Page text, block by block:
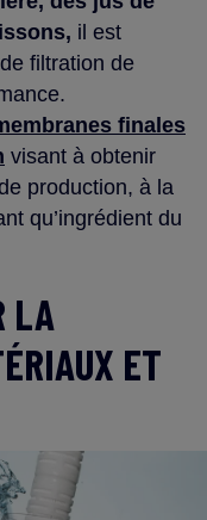
il est
filtration de
finales
visant à obtenir
production, à la
qu’ingrédient du
LA
ET